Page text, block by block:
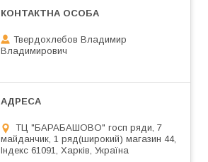
Твердохлебов Владимир
Владимирович
ТЦ "БАРАБАШОВО" госп ряди, 7
майданчик, 1 ряд(широкий) магазин 44,
Індекс 61091, Харків, Україна